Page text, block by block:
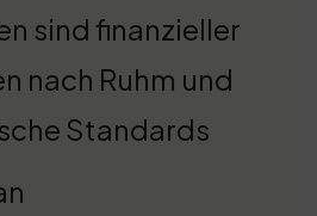
sind finanzieller
nach Ruhm und
Standards